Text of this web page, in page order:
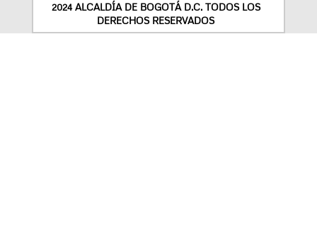
2024 ALCALDÍA DE BOGOTÁ D.C. TODOS LOS
DERECHOS RESERVADOS